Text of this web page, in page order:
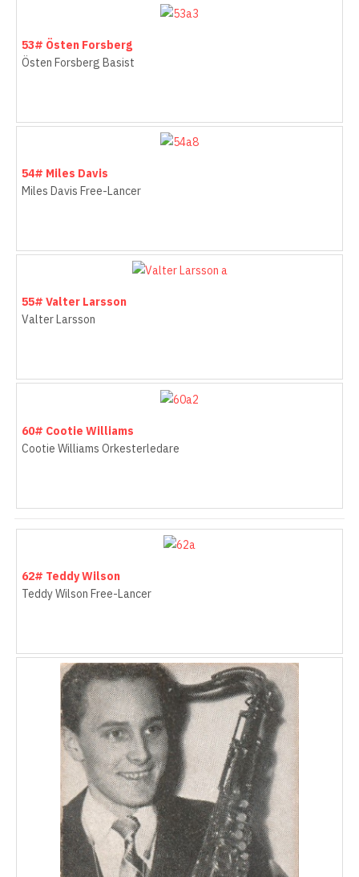
53# Östen Forsberg
Östen Forsberg Basist
54# Miles Davis
Miles Davis Free-Lancer
55# Valter Larsson
Valter Larsson
60# Cootie Williams
Cootie Williams Orkesterledare
62# Teddy Wilson
Teddy Wilson Free-Lancer